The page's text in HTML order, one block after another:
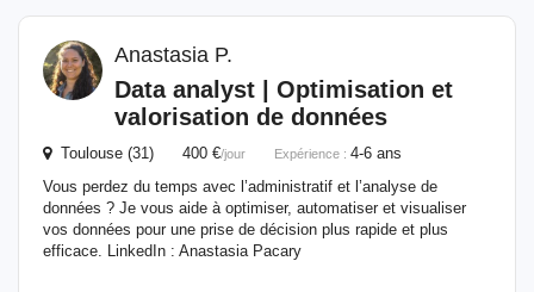
Anastasia P.
Data analyst | Optimisation et
valorisation de données
Toulouse (31) 400 €/jour Expérience : 4-6 ans
Vous perdez du temps avec l’administratif et l’analyse de
données ? Je vous aide à optimiser, automatiser et visualiser
vos données pour une prise de décision plus rapide et plus
efficace. LinkedIn : Anastasia Pacary